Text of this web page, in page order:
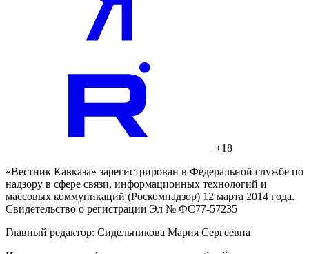
+18
«Вестник Кавказа» зарегистрирован в Федеральной службе по
надзору в сфере связи, информационных технологий и
массовых коммуникаций (Роскомнадзор) 12 марта 2014 года.
Свидетельство о регистрации Эл № ФС77-57235
Главный редактор: Сидельникова Мария Сергеевна